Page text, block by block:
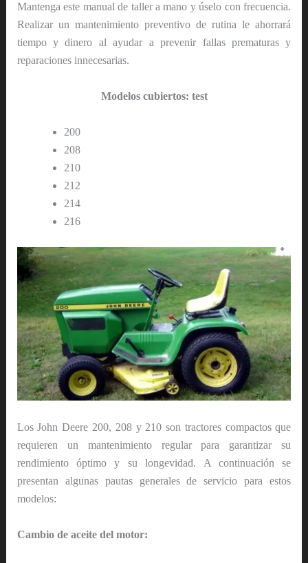
Mantenga este manual de taller a mano y úselo con frecuencia.
Realizar un mantenimiento preventivo de rutina le ahorrará
tiempo y dinero al ayudar a prevenir fallas prematuras y
reparaciones innecesarias.
Modelos cubiertos: test
200
208
210
212
214
216
Los John Deere 200, 208 y 210 son tractores compactos que
requieren un mantenimiento regular para garantizar su
rendimiento óptimo y su longevidad. A continuación se
presentan algunas pautas generales de servicio para estos
modelos:
Cambio de aceite del motor: